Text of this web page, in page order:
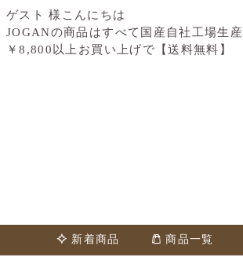
ゲスト 様こんにちは
JOGANの商品はすべて国産自社工場生産
￥8,800以上お買い上げで【送料無料】
新着商品 商品一覧